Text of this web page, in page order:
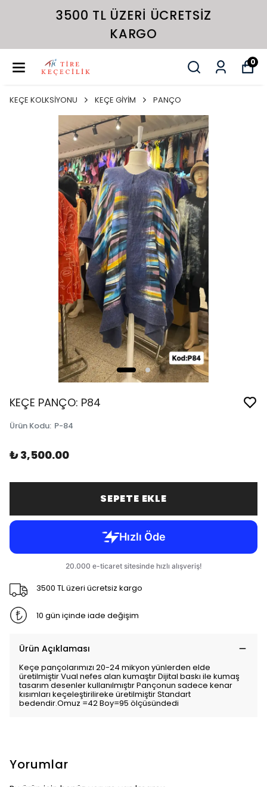
3500 TL ÜZERI ÜCRETSIZ
KARGO
0
KEÇE KOLKSİYONU KEÇE GİYİM PANÇO
KEÇE PANÇO: P84
Ürün Kodu: P-84
₺ 3,500.00
SEPETE EKLE
3500 TL üzeri ücretsiz kargo
10 gün içinde iade değişim
Ürün Açıklaması
Keçe pançolarımızı 20-24 mikyon yünlerden elde
üretilmiştir Vual nefes alan kumaştır Dijital baskı ile kumaş
tasarım desenler kullanılmıştır Pançonun sadece kenar
kısımları keçeleştirilireke üretilmiştir Standart
bedendir.Omuz =42 Boy=95 ölçüsündedi
Yorumlar